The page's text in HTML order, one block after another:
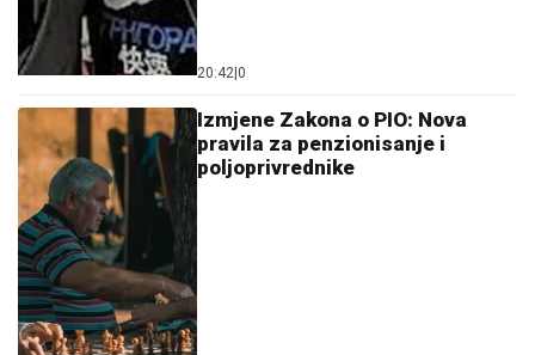
20:42 0
Izmjene Zakona o PIO: Nova
pravila za penzionisanje i
poljoprivrednike